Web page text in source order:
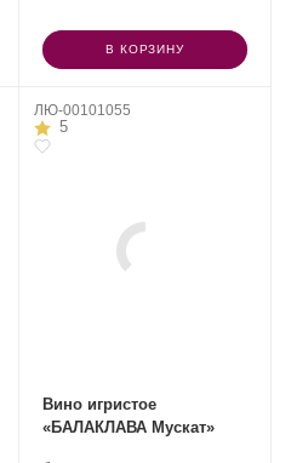
В КОРЗИНУ
ЛЮ-00101055
5
Вино игристое
«БАЛАКЛАВА Мускат»